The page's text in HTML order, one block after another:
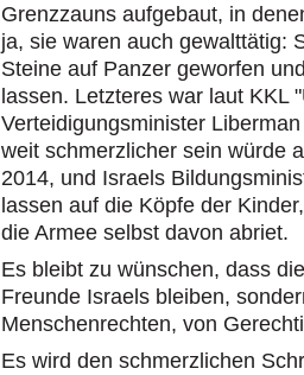
Grenzzauns aufgebaut, in
ja, sie waren auch gewalttätig:
Steine auf Panzer geworfen
lassen. Letzteres war laut KKL
Verteidigungsminister
weit schmerzlicher sein würde
2014, und Israels
lassen auf die Köpfe der
die Armee selbst davon abriet.
Es bleibt zu wünschen, dass
Freunde Israels bleiben,
Menschenrechten, von
Es wird den schmerzlichen